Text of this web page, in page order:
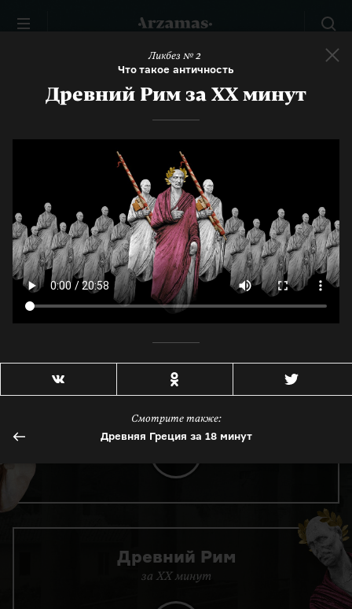
Что такое античность
Всё, что нужно знать о Древней Греции и Риме, в двух
коротких видео и семи лекциях
СМОТРЕТЬ СЛУШАТЬ ТЕСТ
1
Видео
Древняя Греция
Древний Рим
за XX минут
Ликбез № 2
Что такое античность
Древний Рим за ХХ минут
Смотрите также:
Древняя Греция за 18 минут